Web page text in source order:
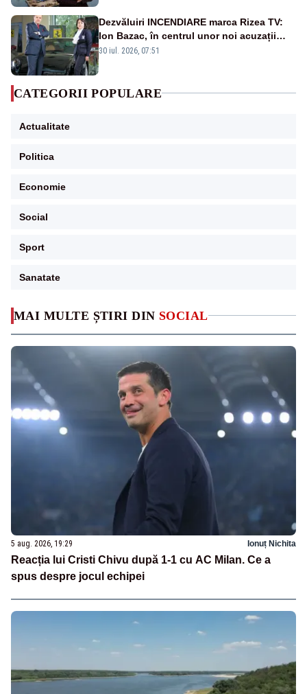
MAI MULTE ȘTIRI DIN SOCIAL
5 aug. 2026, 19:29 Ionuț Nichita
Reacția lui Cristi Chivu după 1-1 cu AC Milan. Ce a
spus despre jocul echipei
Dezvăluiri INCENDIARE marca Rizea TV:
Ion Bazac, în centrul unor noi acuzații
publice
30 iul. 2026, 07:51
CATEGORII POPULARE
Actualitate
Politica
Economie
Social
Sport
Sanatate